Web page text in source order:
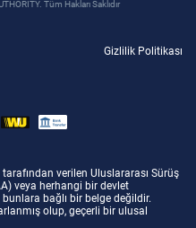
Tüm Hakları Saklıdır
Gizlilik Politikası
verilen Uluslararası Sürüş
veya herhangi bir devlet
bağlı bir belge değildir.
olup, geçerli bir ulusal